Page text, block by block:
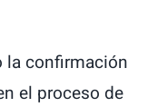
la confirmación
el proceso de